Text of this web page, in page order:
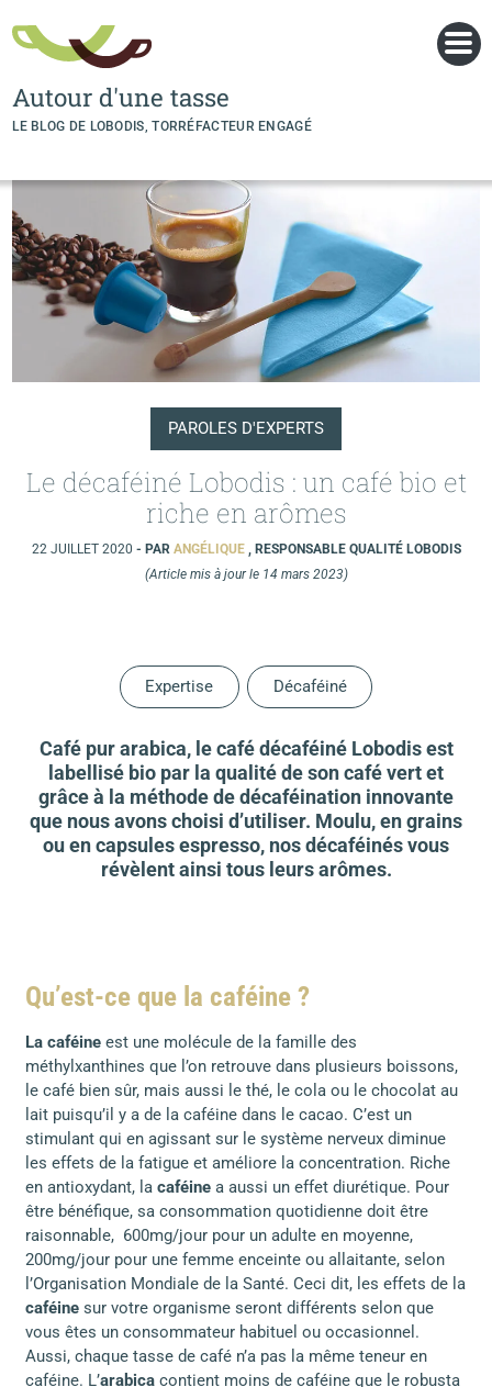
Autour d'une tasse
LE BLOG DE LOBODIS, TORRÉFACTEUR ENGAGÉ
PAROLES D'EXPERTS
Le décaféiné Lobodis : un café bio et
riche en arômes
22 JUILLET 2020 - PAR ANGÉLIQUE , RESPONSABLE QUALITÉ LOBODIS
(Article mis à jour le 14 mars 2023)
Expertise Décaféiné
Café pur arabica, le café décaféiné Lobodis est
labellisé bio par la qualité de son café vert et
grâce à la méthode de décaféination innovante
que nous avons choisi d’utiliser. Moulu, en grains
ou en capsules espresso, nos décaféinés vous
révèlent ainsi tous leurs arômes.
Qu’est-ce que la caféine ?
La caféineest une molécule de la famille des
méthylxanthines que l’on retrouve dans plusieurs boissons,
le café bien sûr, mais aussi le thé, le cola ou le chocolat au
lait puisqu’il y a de la caféine dans le cacao. C’est un
stimulant qui en agissant sur le système nerveux diminue
les effets de la fatigue et améliore la concentration. Riche
en antioxydant, la caféinea aussi un effet diurétique. Pour
être bénéfique, sa consommation quotidienne doit être
raisonnable, 600mg/jour pour un adulte en moyenne,
200mg/jour pour une femme enceinte ou allaitante, selon
l’Organisation Mondiale de la Santé. Ceci dit, les effets de la
caféinesur votre organisme seront différents selon que
vous êtes un consommateur habituel ou occasionnel.
Aussi, chaque tasse de café n’a pas la même teneur en
caféine. L’arabicacontient moins de caféine que le robusta